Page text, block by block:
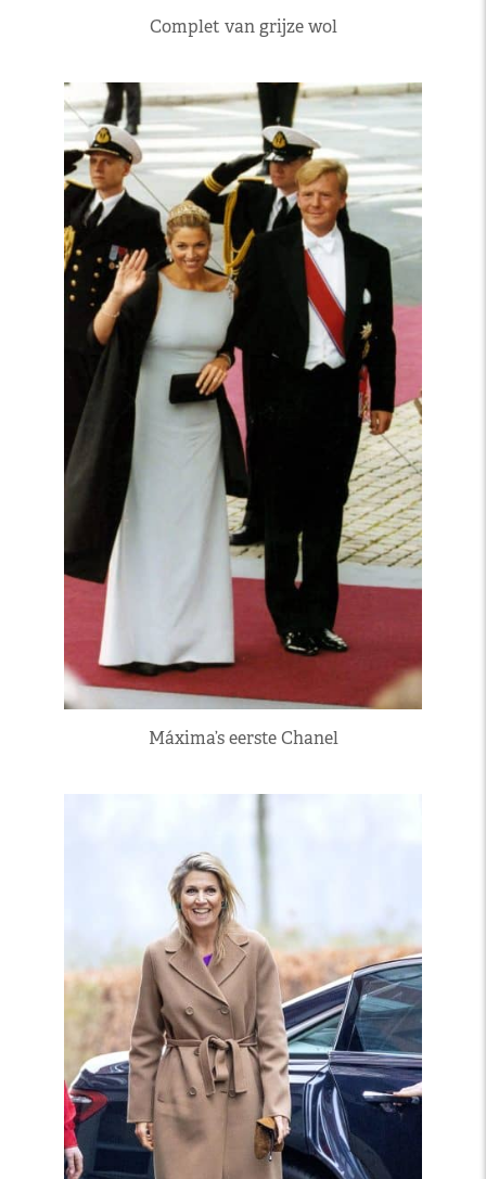
Complet van grijze wol
Máxima’s eerste Chanel